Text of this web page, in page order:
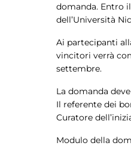
domanda. Entro
dell’Università
Ai partecipanti
vincitori verrà
settembre.
La domanda
Il referente dei
Curatore
Modulo della